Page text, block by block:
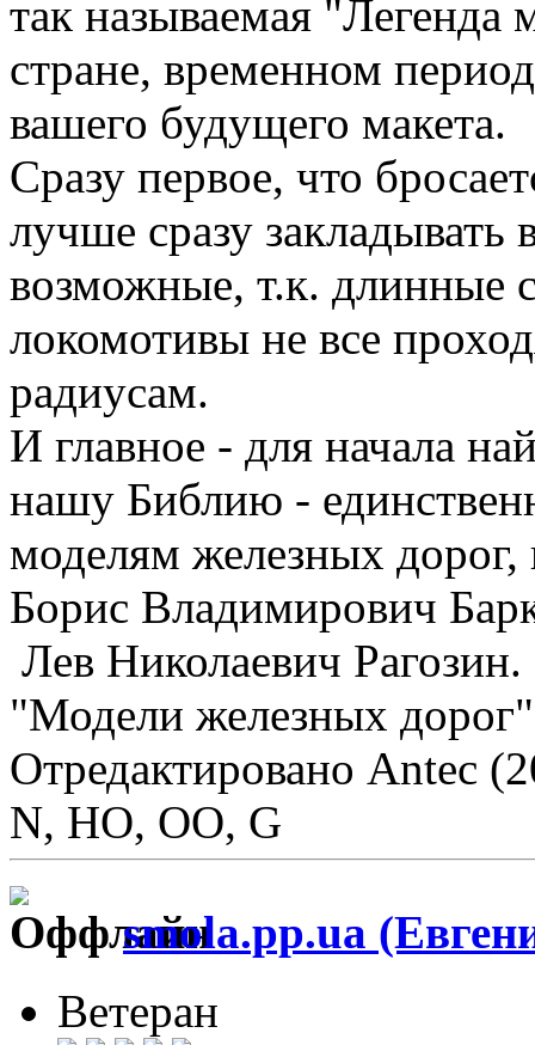
так называемая
стране, временном
вашего будущего макета.
Сразу первое, что
лучше сразу закладывать
возможные, т.к. длинные
локомотивы не все
радиусам.
И главное - для начала
нашу Библию -
моделям железных дорог,
Борис Владимирович
Лев Николаевич Рагозин.
"Модели железных
Отредактировано Antec
N, HO, OO, G
smola.pp.ua
Ветеран